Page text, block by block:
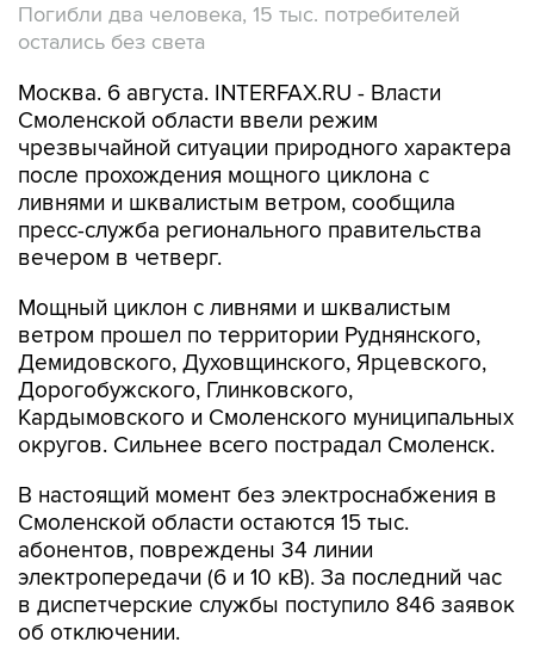
Погибли два человека, 15 тыс. потребителей
остались без света
Москва. 6 августа. INTERFAX.RU - Власти
Смоленской области ввели режим
чрезвычайной ситуации природного характера
после прохождения мощного циклона с
ливнями и шквалистым ветром, сообщила
пресс-служба регионального правительства
вечером в четверг.
Мощный циклон с ливнями и шквалистым
ветром прошел по территории Руднянского,
Демидовского, Духовщинского, Ярцевского,
Дорогобужского, Глинковского,
Кардымовского и Смоленского муниципальных
округов. Сильнее всего пострадал Смоленск.
В настоящий момент без электроснабжения в
Смоленской области остаются 15 тыс.
абонентов, повреждены 34 линии
электропередачи (6 и 10 кВ). За последний час
в диспетчерские службы поступило 846 заявок
об отключении.